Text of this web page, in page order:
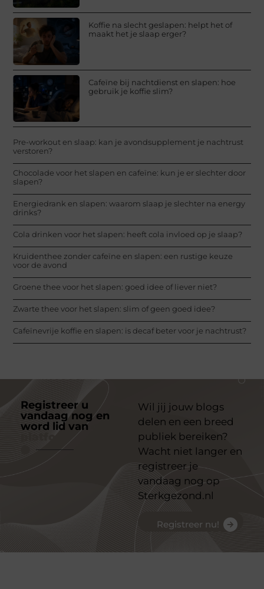
Koffie na slecht geslapen: helpt het of
maakt het je slaap erger?
Cafeïne bij nachtdienst en slapen: hoe
gebruik je koffie slim?
Pre-workout en slaap: kan je avondsupplement je nachtrust
verstoren?
Chocolade voor het slapen en cafeïne: kun je er slechter door
slapen?
Energiedrank en slapen: waarom slaap je slechter na energy
drinks?
Cola drinken voor het slapen: heeft cola invloed op je slaap?
Kruidenthee zonder cafeïne en slapen: een rustige keuze
voor de avond
Groene thee voor het slapen: goed idee of liever niet?
Zwarte thee voor het slapen: slim of geen goed idee?
Cafeïnevrije koffie en slapen: is decaf beter voor je nachtrust?
Registreer u
vandaag nog en
word lid van
Wil jij jouw blogs
delen en een breed
publiek bereiken?
Wacht niet langer en
registreer je
vandaag nog op
Sterkgezond.nl
Registreer nu!